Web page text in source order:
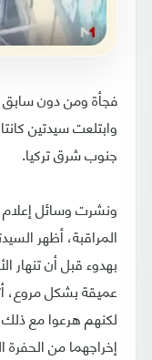
فجأة ومن دون سابق
وابتلعت سيدتين
جنوب شرق تركيا.
ونشرت وسائل إعلام
المراقبة، أظهر
بهدوء قبل أن
عميقة بشكل مروع،
لكنهم هرعوا مع
إخراجهما من